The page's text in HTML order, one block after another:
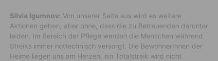
Silvia Igumnov: Von unserer Seite aus wird es weitere
Aktionen geben, aber ohne, dass die zu Betreuenden darunter
leiden. Im Bereich der Pflege werden die Menschen während
Streiks immer nottechnisch versorgt. Die BewohnerInnen der
Heime liegen uns am Herzen, ein Totalstreik wird nicht